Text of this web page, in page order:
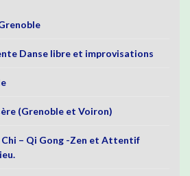
Danse libre et improvisations
(Grenoble et Voiron)
Chi – Qi Gong -Zen et Attentif